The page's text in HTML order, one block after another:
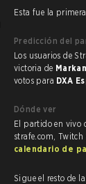
Esta fue la
Predicción del
Los usuarios de Strafe tenían un claro favorito en este partido,
victoria de
votos para DXA
Dónde ver
El partido en vivo
strafe.com, Twitch
calendario de
Sigue el resto de